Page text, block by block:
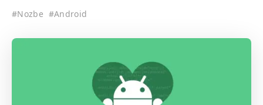
#Nozbe #Android